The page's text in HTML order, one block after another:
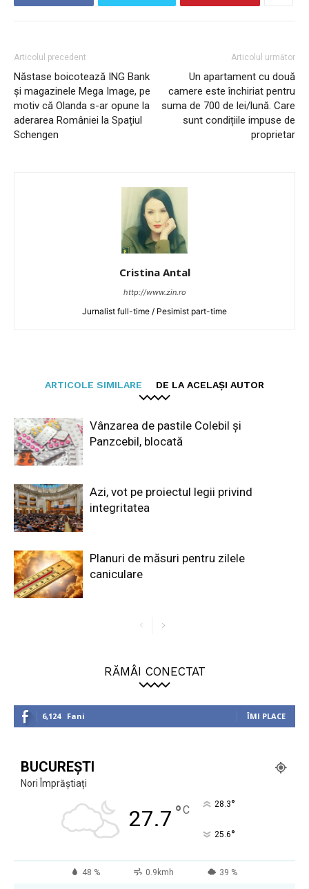
Articolul precedent
Năstase boicotează ING Bank
și magazinele Mega Image, pe
motiv că Olanda s-ar opune la
aderarea României la Spațiul
Schengen
Articolul următor
Un apartament cu două
camere este închiriat pentru
suma de 700 de lei/lună. Care
sunt condițiile impuse de
proprietar
Cristina Antal
http://www.zin.ro
Jurnalist full-time / Pesimist part-time
ARTICOLE SIMILARE DE LA ACELAȘI AUTOR
Vânzarea de pastile Colebil și
Panzcebil, blocată
Azi, vot pe proiectul legii privind
integritatea
Planuri de măsuri pentru zilele
caniculare
RĂMÂI CONECTAT
6,124 Fani ÎMI PLACE
BUCUREȘTI
Nori Împrăștiați
27.7 °C 28.3°
25.6°
48 % 0.9kmh 39 %